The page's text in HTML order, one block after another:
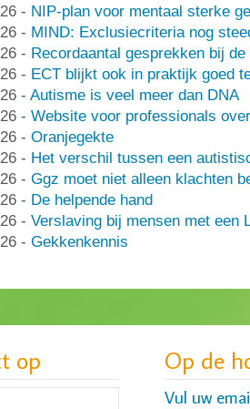
- NIP-plan voor mentaal sterke
- MIND: Exclusiecriteria nog
- Recordaantal gesprekken bij
- ECT blijkt ook in praktijk goed
- Autisme is veel meer dan DNA
- Website voor professionals
- Oranjegekte
- Het verschil tussen een
- Ggz moet niet alleen klachten
- De helpende hand
- Verslaving bij mensen met een
- Gekkenkennis
op Op de
Vul uw